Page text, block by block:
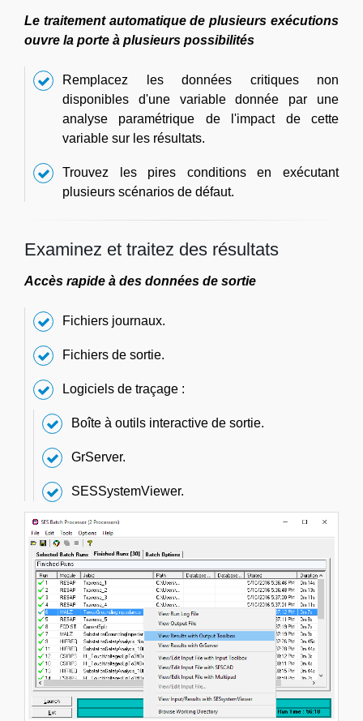
Le traitement automatique de plusieurs exécutions
ouvre la porte à plusieurs possibilités
Remplacez les données critiques non
disponibles d'une variable donnée par une
analyse paramétrique de l'impact de cette
variable sur les résultats.
Trouvez les pires conditions en exécutant
plusieurs scénarios de défaut.
Examinez et traitez des résultats
Accès rapide à des données de sortie
Fichiers journaux.
Fichiers de sortie.
Logiciels de traçage :
Boîte à outils interactive de sortie.
GrServer.
SESSystemViewer.